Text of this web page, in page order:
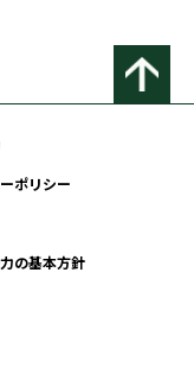
ポリシー
の基本方針